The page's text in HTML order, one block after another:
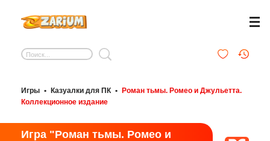
Игры • Казуалки для ПК •
Роман тьмы. Ромео и Джульетта.
Коллекционное издание
Игра "Роман тьмы. Ромео и